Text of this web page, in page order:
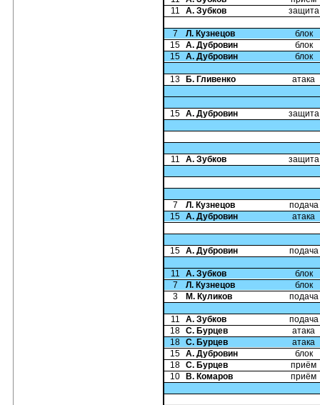
11
А. Зубков защита
7 Л. Кузнецов
блок
15 А. Дубровин
блок
15 А. Дубровин блок
13 Б. Гливенко атака
15 А. Дубровин защита
11 А. Зубков защита
7 Л. Кузнецов
подача
15 А. Дубровин атака
15 А. Дубровин подача
11 А. Зубков
блок
7
Л. Кузнецов
блок
3
М. Куликов подача
11 А. Зубков
подача
18 С. Бурцев
атака
18 С. Бурцев
атака
15 А. Дубровин
блок
18 С. Бурцев
приём
10
В. Комаров приём